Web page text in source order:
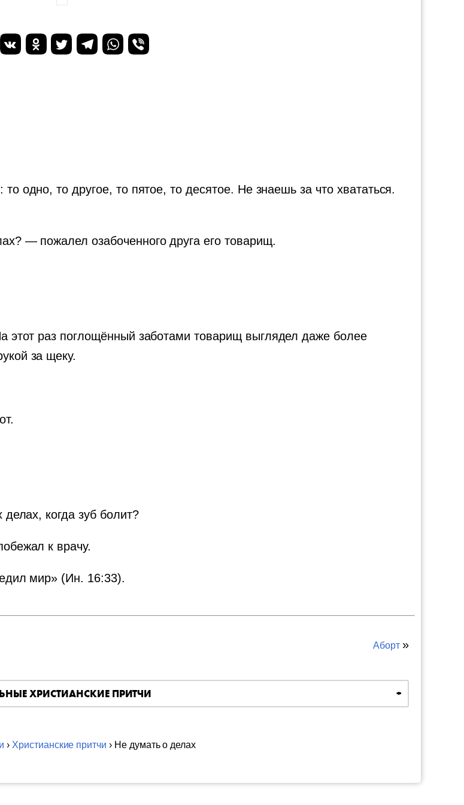
то другое, то пятое, то десятое. Не знаешь за что хвататься.
— пожалел озабоченного друга его товарищ.
этот раз поглощённый заботами товарищ выглядел даже более
за щеку.
когда зуб болит?
к врачу.
мир» (Ин. 16:33).
Аборт »
ХРИСТИАНСКИЕ ПРИТЧИ
› Христианские притчи › Не думать о делах